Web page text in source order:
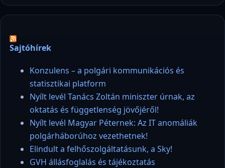
Sajtóhírek
Konzulens – a polgári kommunikációs és
statisztikai platform
Nyílt levél Tanács Zoltán miniszter úrnak, az
oktatás és függetlenség jövőjéről!
Nyílt levél Magyar Péternek: Az IT anomáliák
polgárháborúhoz vezethetnek!
Elindult a felhőszolgáltatásunk, a Sky!
GVH állásfoglalás és tájékoztatás